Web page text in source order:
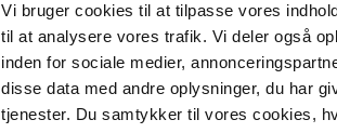
Vi bruger cookies til at tilpasse vores
til at analysere vores trafik. Vi deler også
inden for sociale medier,
disse data med andre oplysninger, du har
tjenester. Du samtykker til vores cookies,